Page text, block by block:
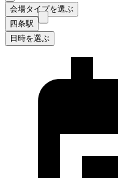
会場タイプを選ぶ
四条駅
日時を選ぶ